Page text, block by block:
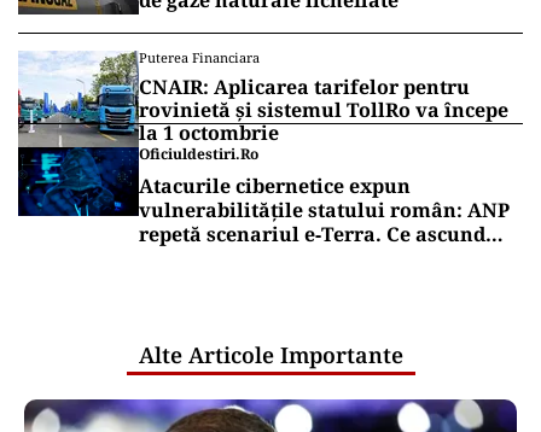
Puterea Financiara
CNAIR: Aplicarea tarifelor pentru
rovinietă și sistemul TollRo va începe
la 1 octombrie
Oficiuldestiri.ro
Atacurile cibernetice expun
vulnerabilitățile statului român: ANP
repetă scenariul e‑Terra. Ce ascund
Alte Articole Importante